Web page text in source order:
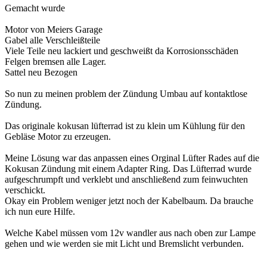
Gemacht wurde
Motor von Meiers Garage
Gabel alle Verschleißteile
Viele Teile neu lackiert und geschweißt da Korrosionsschäden
Felgen bremsen alle Lager.
Sattel neu Bezogen
So nun zu meinen problem der Zündung Umbau auf kontaktlose
Zündung.
Das originale kokusan lüfterrad ist zu klein um Kühlung für den
Gebläse Motor zu erzeugen.
Meine Lösung war das anpassen eines Orginal Lüfter Rades auf die
Kokusan Zündung mit einem Adapter Ring. Das Lüfterrad wurde
aufgeschrumpft und verklebt und anschließend zum feinwuchten
verschickt.
Okay ein Problem weniger jetzt noch der Kabelbaum. Da brauche
ich nun eure Hilfe.
Welche Kabel müssen vom 12v wandler aus nach oben zur Lampe
gehen und wie werden sie mit Licht und Bremslicht verbunden.